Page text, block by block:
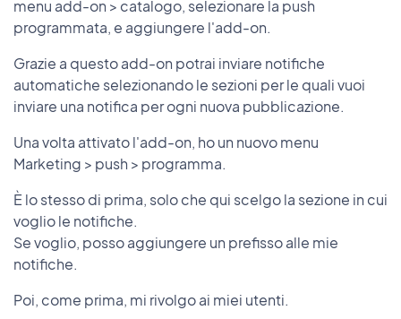
menu add-on > catalogo, selezionare la push
programmata, e aggiungere l'add-on.
Grazie a questo add-on potrai inviare notifiche
automatiche selezionando le sezioni per le quali vuoi
inviare una notifica per ogni nuova pubblicazione.
Una volta attivato l'add-on, ho un nuovo menu
Marketing > push > programma.
È lo stesso di prima, solo che qui scelgo la sezione in cui
voglio le notifiche.
Se voglio, posso aggiungere un prefisso alle mie
notifiche.
Poi, come prima, mi rivolgo ai miei utenti.